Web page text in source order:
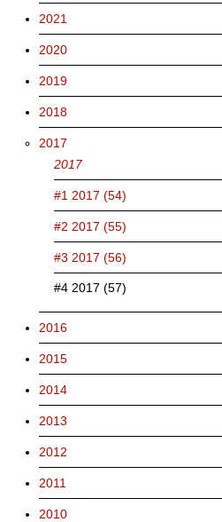
2021
2020
2019
2018
2017
2017
#1 2017 (54)
#2 2017 (55)
#3 2017 (56)
#4 2017 (57)
2016
2015
2014
2013
2012
2011
2010